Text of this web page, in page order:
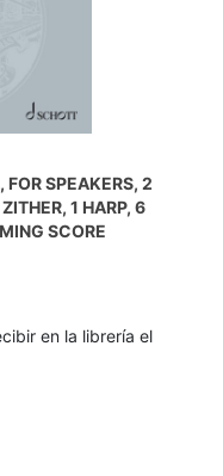
SPEAKERS, 2
1 HARP, 6
SCORE
en la librería el